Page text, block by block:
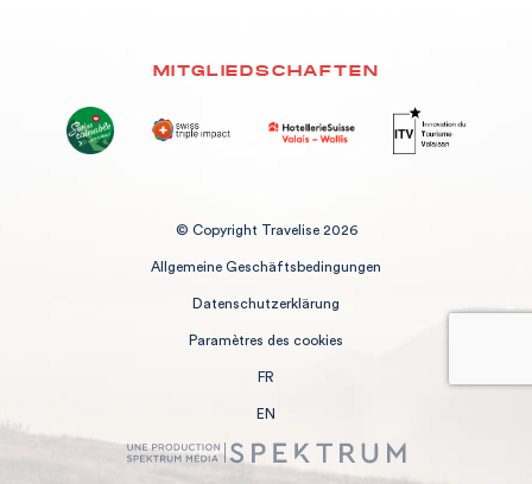
MITGLIEDSCHAFTEN
© Copyright Travelise 2026
Allgemeine Geschäftsbedingungen
Datenschutzerklärung
Paramètres des cookies
FR
EN